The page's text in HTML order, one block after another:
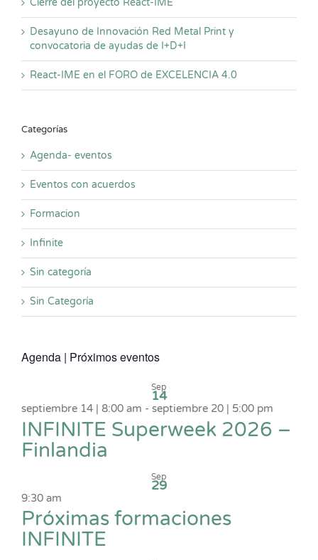
Desayuno de Innovación Red Metal Print y
convocatoria de ayudas de I+D+I
React-IME en el FORO de EXCELENCIA 4.0
Categorías
Agenda- eventos
Eventos con acuerdos
Formacion
Infinite
Sin categoría
Sin Categoría
Agenda | Próximos eventos
Sep
14
septiembre 14 | 8:00 am - septiembre 20 | 5:00 pm
INFINITE Superweek 2026 –
Finlandia
Sep
29
9:30 am
Próximas formaciones
INFINITE